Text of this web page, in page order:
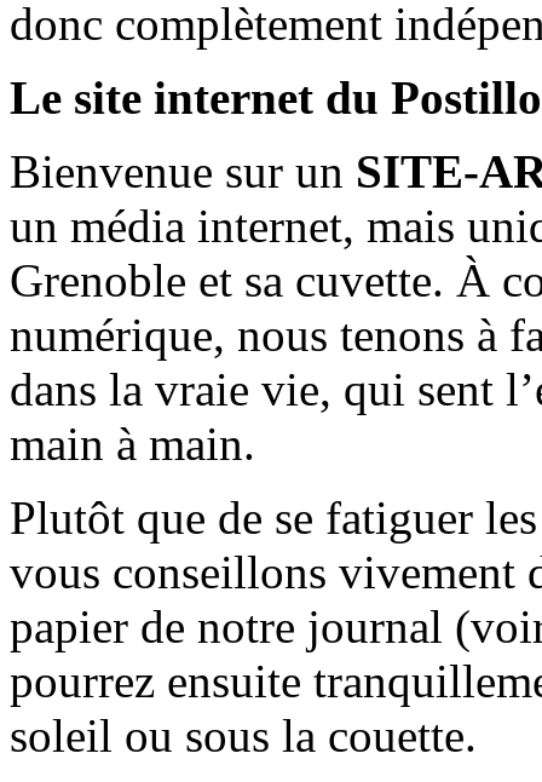
donc complètement
Le site internet du
Bienvenue sur un SITE-
un média internet, mais
Grenoble et sa cuvette. À
numérique, nous tenons à
dans la vraie vie, qui sent
main à main.
Plutôt que de se fatiguer
vous conseillons vivement
papier de notre journal
pourrez ensuite
soleil ou sous la couette.